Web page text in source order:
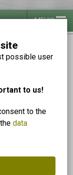
possible user
to us!
to the
data
МЕНЮ